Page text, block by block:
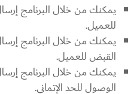
يمكنك من خلال البرنامج
للعميل.
يمكنك من خلال البرنامج
القبض للعميل.
يمكنك من خلال البرنامج
الوصول للحد الإتماني.